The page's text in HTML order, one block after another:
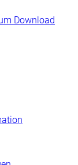
Download